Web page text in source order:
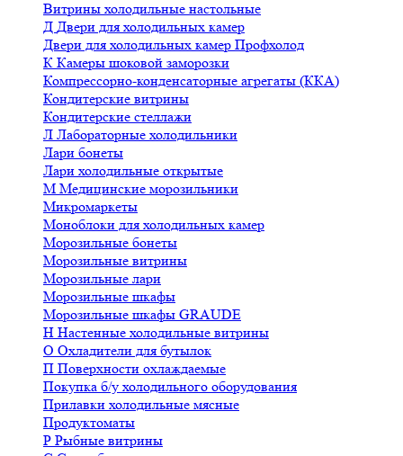
Витрины холодильные настольные
Д Двери для холодильных камер
Двери для холодильных камер Профхолод
К Камеры шоковой заморозки
Компрессорно-конденсаторные агрегаты (ККА)
Кондитерские витрины
Кондитерские стеллажи
Л Лабораторные холодильники
Лари бонеты
Лари холодильные открытые
М Медицинские морозильники
Микромаркеты
Моноблоки для холодильных камер
Морозильные бонеты
Морозильные витрины
Морозильные лари
Морозильные шкафы
Морозильные шкафы GRAUDE
Н Настенные холодильные витрины
О Охладители для бутылок
П Поверхности охлаждаемые
Покупка б/у холодильного оборудования
Прилавки холодильные мясные
Продуктоматы
Р Рыбные витрины